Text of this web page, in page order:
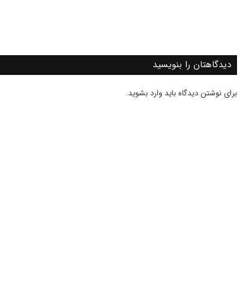
دیدگاهتان را بنویسید
برای نوشتن دیدگاه باید وارد بشوید.